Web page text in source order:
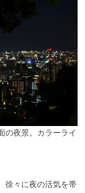
の夜景。カラーライ
徐々に夜の活気を帯